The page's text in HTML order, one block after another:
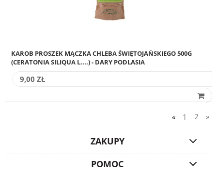
KAROB PROSZEK MĄCZKA CHLEBA ŚWIĘTOJAŃSKIEGO 500G
(CERATONIA SILIQUA L....) - DARY PODLASIA
9,00 ZŁ
« 1 2 »
ZAKUPY
POMOC